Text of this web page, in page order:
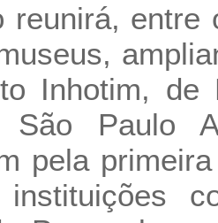
reunirá, entre
Inhotim,
Paulo
pela